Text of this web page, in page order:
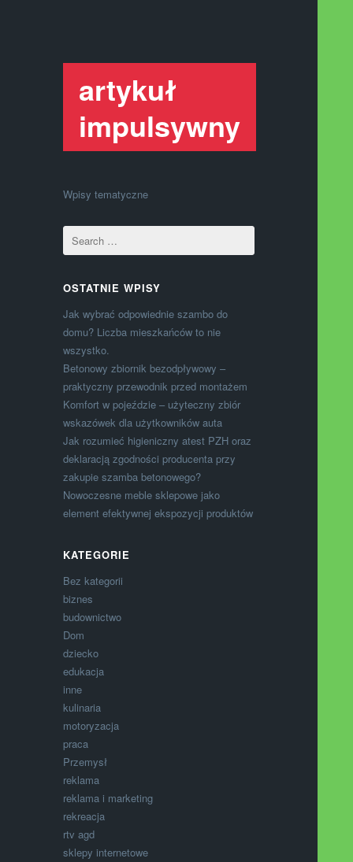
artykuł
impulsywny
Wpisy tematyczne
OSTATNIE WPISY
Jak wybrać odpowiednie szambo do
domu? Liczba mieszkańców to nie
wszystko.
Betonowy zbiornik bezodpływowy –
praktyczny przewodnik przed montażem
Komfort w pojeździe – użyteczny zbiór
wskazówek dla użytkowników auta
Jak rozumieć higieniczny atest PZH oraz
deklaracją zgodności producenta przy
zakupie szamba betonowego?
Nowoczesne meble sklepowe jako
element efektywnej ekspozycji produktów
KATEGORIE
Bez kategorii
biznes
budownictwo
Dom
dziecko
edukacja
inne
kulinaria
motoryzacja
praca
Przemysł
reklama
reklama i marketing
rekreacja
rtv agd
sklepy internetowe